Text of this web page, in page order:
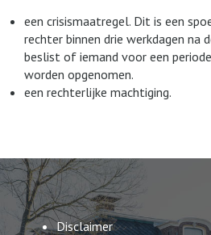
een crisismaatregel. Dit is een
rechter binnen drie werkdagen na
beslist of iemand voor een
worden opgenomen.
een rechterlijke machtiging.
Disclaimer